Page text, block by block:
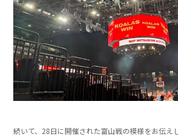
続いて、28日に開催された富山戦の模様をお伝えし